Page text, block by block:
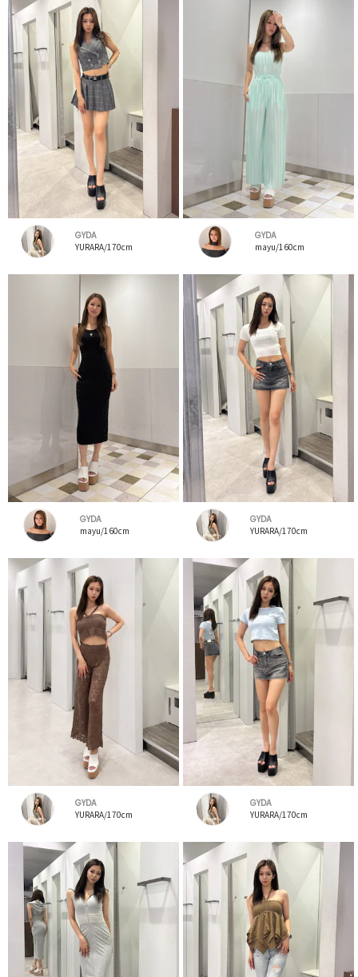
GYDA
YURARA/170cm
GYDA
mayu/160cm
GYDA
mayu/160cm
GYDA
YURARA/170cm
GYDA
YURARA/170cm
GYDA
YURARA/170cm